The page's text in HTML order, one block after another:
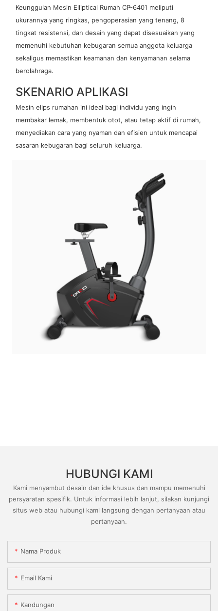
Keunggulan Mesin Elliptical Rumah CP-6401 meliputi
ukurannya yang ringkas, pengoperasian yang tenang, 8
tingkat resistensi, dan desain yang dapat disesuaikan yang
memenuhi kebutuhan kebugaran semua anggota keluarga
sekaligus memastikan keamanan dan kenyamanan selama
berolahraga.
SKENARIO APLIKASI
Mesin elips rumahan ini ideal bagi individu yang ingin
membakar lemak, membentuk otot, atau tetap aktif di rumah,
menyediakan cara yang nyaman dan efisien untuk mencapai
sasaran kebugaran bagi seluruh keluarga.
HUBUNGI KAMI
Kami menyambut desain dan ide khusus dan mampu memenuhi
persyaratan spesifik. Untuk informasi lebih lanjut, silakan kunjungi
situs web atau hubungi kami langsung dengan pertanyaan atau
pertanyaan.
Nama Produk
Email Kami
Kandungan